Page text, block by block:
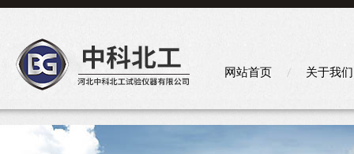
网站首页 关于我们